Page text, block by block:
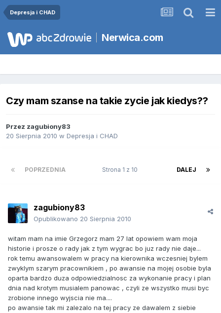
Depresja i CHAD
Nerwica.com
Czy mam szanse na takie zycie jak kiedys??
Przez zagubiony83
20 Sierpnia 2010 w Depresja i CHAD
POPRZEDNIA DALEJ
Strona 1 z 10
zagubiony83
Opublikowano 20 Sierpnia 2010
witam mam na imie Grzegorz mam 27 lat opowiem wam moja
historie i prosze o rady jak z tym wygrac bo juz rady nie daje...
rok temu awansowalem w pracy na kierownika wczesniej bylem
zwyklym szarym pracownikiem , po awansie na mojej osobie byla
oparta bardzo duza odpowiedzialnosc za wykonanie pracy i plan
dnia nad krotym musialem panowac , czyli ze wszystko musi byc
zrobione innego wyjscia nie ma....
po awansie tak mi zalezalo na tej pracy ze dawalem z siebie